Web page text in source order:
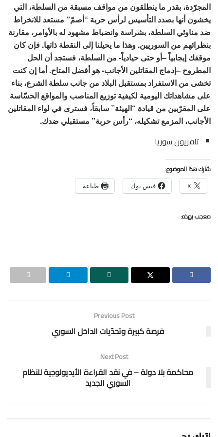
المجرّدة، بقدر ما ينطلقون من مواقف مسبقة من السلطة، التي
يخشون أنها بصدد التأسيس لرأس حربة “أصمّ” مستعد للانخراط
ضد مناوئي السلطة، بشراسة وانضباط مشهود له بالأوامر، مقارنة
بنظرائهم من السوريين. وهذا ما يحيلنا إلى النقطة ذاتها. فإن كان
موقفك إيجابياً –أو حتى حيادياً- من السلطة، فستجد أن الحل
المطروح –إدماج المقاتلين الأجانب- هو أفضل المتاح. أما إن كنت
تخشى من الاستفراد بمستقبل البلاد من جانب سلطة الشرع، بناء
على مشاهداتك اليومية لكيفية توزيع المناصب والمواقع الحسّاسة
على المقرّبين من قيادة “الهيئة” سابقاً، فسترى في لواء المقاتلين
الأجانب، المزمع تشكيله، “رأس حربة” مستقبلي ضدك.
تلفزيون سوريا
شارك هذا الموضوع:
X فيس بوك طباعة
معجب بهذه:
Previous Post
فرصة كبيرة وتحدّيات الداخل السوري
Next Post
محاكمة بلا دولة – في نقد القراءة الأيديولوجية للنظام
السوري الجديد